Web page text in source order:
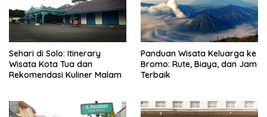
Sehari di Solo: Itinerary
Wisata Kota Tua dan
Rekomendasi Kuliner Malam
Panduan Wisata Keluarga ke
Bromo: Rute, Biaya, dan Jam
Terbaik